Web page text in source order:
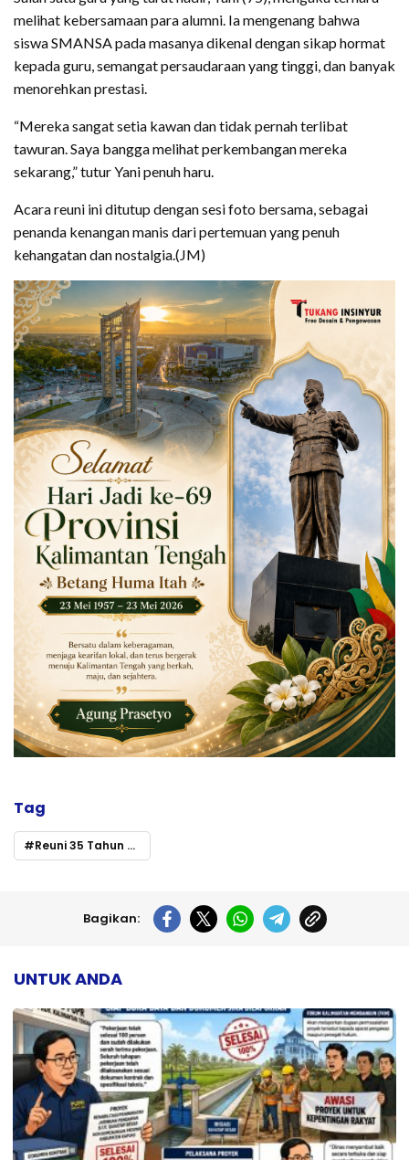
melihat kebersamaan para alumni. Ia mengenang bahwa
siswa SMANSA pada masanya dikenal dengan sikap hormat
kepada guru, semangat persaudaraan yang tinggi, dan banyak
menorehkan prestasi.
“Mereka sangat setia kawan dan tidak pernah terlibat
tawuran. Saya bangga melihat perkembangan mereka
sekarang,” tutur Yani penuh haru.
Acara reuni ini ditutup dengan sesi foto bersama, sebagai
penanda kenangan manis dari pertemuan yang penuh
kehangatan dan nostalgia.(JM)
Tag
Reuni 35 Tahun Alumni SMANSA Palangka Raya Angkatan 1990 Digelar Meriah
Bagikan:
UNTUK ANDA